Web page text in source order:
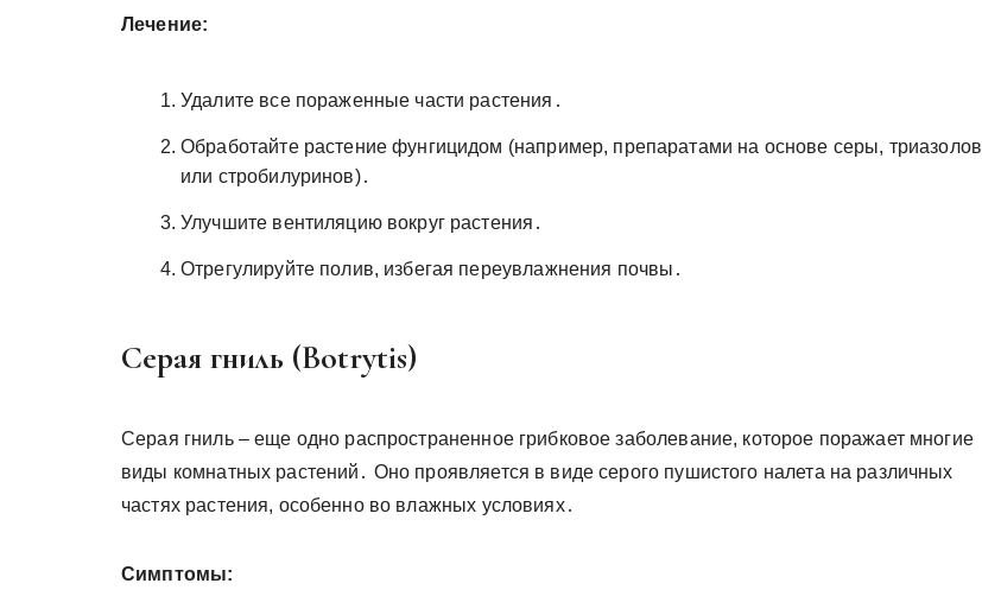
Лечение:
Удалите все пораженные части растения․
Обработайте растение фунгицидом (например, препаратами на основе серы, триазолов
или стробилуринов)․
Улучшите вентиляцию вокруг растения․
Отрегулируйте полив, избегая переувлажнения почвы․
Серая гниль (Botrytis)
Серая гниль – еще одно распространенное грибковое заболевание, которое поражает многие
виды комнатных растений․ Оно проявляется в виде серого пушистого налета на различных
частях растения, особенно во влажных условиях․
Симптомы: